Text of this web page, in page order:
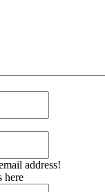
address!
here